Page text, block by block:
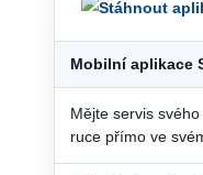
Mobilní aplikace
Mějte servis
ruce přímo ve